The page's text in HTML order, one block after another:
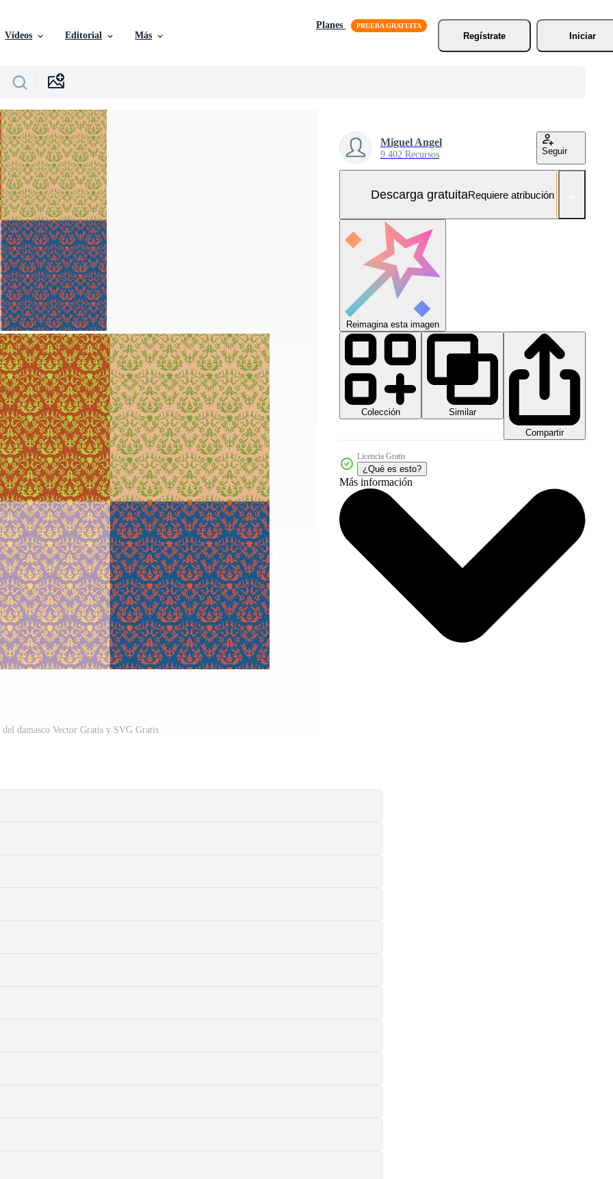
Vídeos Editorial Más
Planes
Regístrate
Iniciar
damasco Vector Gratis y SVG Gratis
Miguel Angel
9.402 Recursos Seguir
Descarga gratuitaRequiere atribución
Reimagina esta imagen
Colección
Similar
Compartir
Licencia Gratis
¿Qué es esto?
Más información